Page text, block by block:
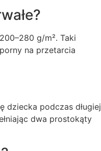
g/m². Taki
na przetarcia
dziecka podczas długiej
dwa prostokąty